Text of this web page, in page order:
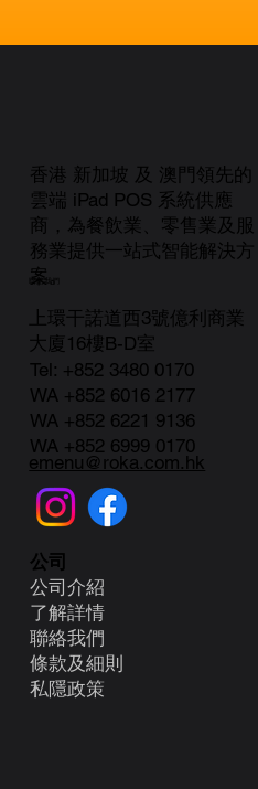
香港 新加坡 及 澳門領先的
雲端 iPad POS 系統供應
商，為餐飲業、零售業及服
務業提供一站式智能解決方
案。
上環干諾道西3號億利商業
大廈16樓B-D室
聯絡我們
Tel: +852 3480 0170
WA +852 6016 2177
WA +852 6221 9136
WA +852 6999 0170
emenu@roka.com.hk
公司
公司介紹
了解詳情
聯絡我們
條款及細則
​私隱政策